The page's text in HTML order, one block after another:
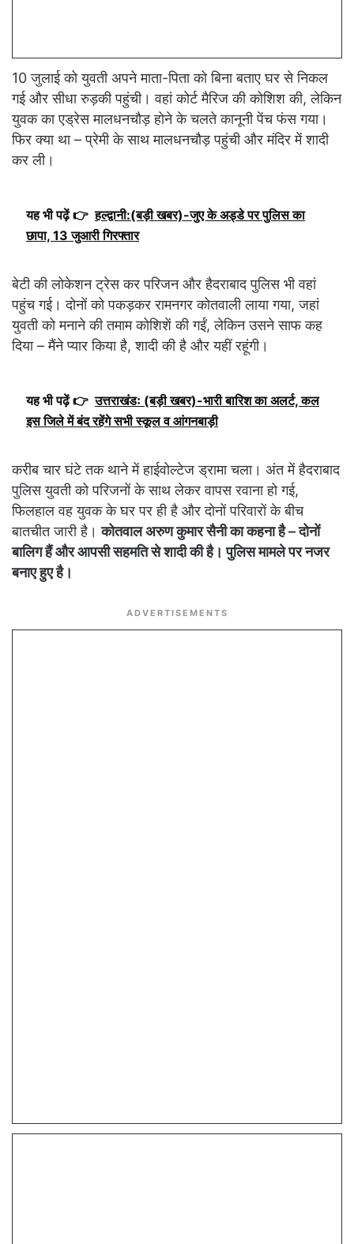
10 जुलाई को युवती अपने माता-पिता को बिना बताए घर से निकल
गई और सीधा रुड़की पहुंची। वहां कोर्ट मैरिज की कोशिश की, लेकिन
युवक का एड्रेस मालधनचौड़ होने के चलते कानूनी पेंच फंस गया।
फिर क्या था – प्रेमी के साथ मालधनचौड़ पहुंची और मंदिर में शादी
कर ली।
यह भी पढ़ें 👉 हल्द्वानी:(बड़ी खबर)-जुए के अड्डे पर पुलिस का
छापा, 13 जुआरी गिरफ्तार
बेटी की लोकेशन ट्रेस कर परिजन और हैदराबाद पुलिस भी वहां
पहुंच गई। दोनों को पकड़कर रामनगर कोतवाली लाया गया, जहां
युवती को मनाने की तमाम कोशिशें की गईं, लेकिन उसने साफ कह
दिया – मैंने प्यार किया है, शादी की है और यहीं रहूंगी।
यह भी पढ़ें 👉 उत्तराखंडः (बड़ी खबर)-भारी बारिश का अलर्ट, कल
इस जिले में बंद रहेंगे सभी स्कूल व आंगनबाड़ी
करीब चार घंटे तक थाने में हाईवोल्टेज ड्रामा चला। अंत में हैदराबाद
पुलिस युवती को परिजनों के साथ लेकर वापस रवाना हो गई,
फिलहाल वह युवक के घर पर ही है और दोनों परिवारों के बीच
बातचीत जारी है।कोतवाल अरुण कुमार सैनी का कहना है – दोनों
बालिग हैं और आपसी सहमति से शादी की है। पुलिस मामले पर नजर
बनाए हुए है।
ADVERTISEMENTS